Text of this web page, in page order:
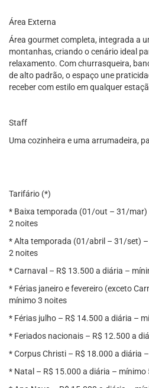
Área Externa
Área gourmet completa, integrada a
montanhas, criando o cenário ideal
relaxamento. Com churrasqueira,
de alto padrão, o espaço une
receber com estilo em qualquer
Staff
Uma cozinheira e uma arrumadeira,
Tarifário (*)
* Baixa temporada (01/out – 31/mar)
2 noites
* Alta temporada (01/abril – 31/set)
2 noites
* Carnaval – R$ 13.500 a diária –
* Férias janeiro e fevereiro (exceto
mínimo 3 noites
* Férias julho – R$ 14.500 a diária –
* Feriados nacionais – R$ 12.500 a
* Corpus Christi – R$ 18.000 a diária
* Natal – R$ 15.000 a diária – mínimo